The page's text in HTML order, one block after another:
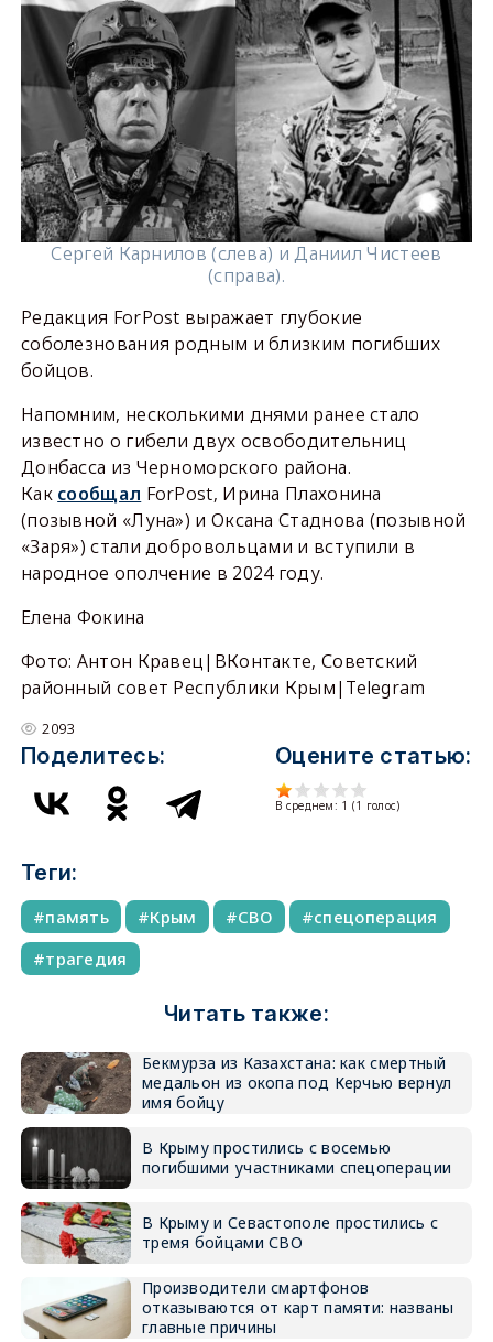
Сергей Карнилов (слева) и Даниил Чистеев
(справа).
Редакция ForPost выражает глубокие
соболезнования родным и близким погибших
бойцов.
Напомним, несколькими днями ранее стало
известно о гибели двух освободительниц
Донбасса из Черноморского района.
Как сообщал ForPost, Ирина Плахонина
(позывной «Луна») и Оксана Стаднова (позывной
«Заря») стали добровольцами и вступили в
народное ополчение в 2024 году.
Елена Фокина
Фото: Антон Кравец|ВКонтакте, Советский
районный совет Республики Крым|Telegram
2093
Поделитесь: Оцените статью:
В среднем: 1 (1 голос)
Теги:
память Крым СВО
спецоперация
трагедия
Читать также:
Бекмурза из Казахстана: как смертный
медальон из окопа под Керчью вернул
имя бойцу
В Крыму простились с восемью
погибшими участниками спецоперации
В Крыму и Севастополе простились с
тремя бойцами СВО
Производители смартфонов
отказываются от карт памяти: названы
главные причины